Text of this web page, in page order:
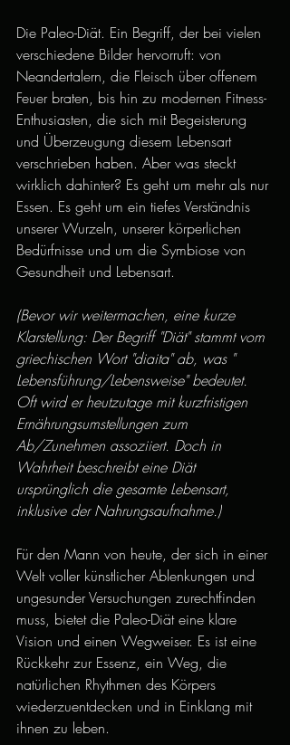
Die Paleo-Diät. Ein Begriff, der bei vielen
verschiedene Bilder hervorruft: von
Neandertalern, die Fleisch über offenem
Feuer braten, bis hin zu modernen Fitness-
Enthusiasten, die sich mit Begeisterung
und Überzeugung diesem Lebensart
verschrieben haben. Aber was steckt
wirklich dahinter? Es geht um mehr als nur
Essen. Es geht um ein tiefes Verständnis
unserer Wurzeln, unserer körperlichen
Bedürfnisse und um die Symbiose von
Gesundheit und Lebensart.
(Bevor wir weitermachen, eine kurze
Klarstellung: Der Begriff "Diät" stammt vom
griechischen Wort "diaita" ab, was "
Lebensführung/Lebensweise" bedeutet.
Oft wird er heutzutage mit kurzfristigen
Ernährungsumstellungen zum
Ab/Zunehmen assoziiert. Doch in
Wahrheit beschreibt eine Diät
ursprünglich die gesamte Lebensart,
inklusive der Nahrungsaufnahme.)
Für den Mann von heute, der sich in einer
Welt voller künstlicher Ablenkungen und
ungesunder Versuchungen zurechtfinden
muss, bietet die Paleo-Diät eine klare
Vision und einen Wegweiser. Es ist eine
Rückkehr zur Essenz, ein Weg, die
natürlichen Rhythmen des Körpers
wiederzuentdecken und in Einklang mit
ihnen zu leben.